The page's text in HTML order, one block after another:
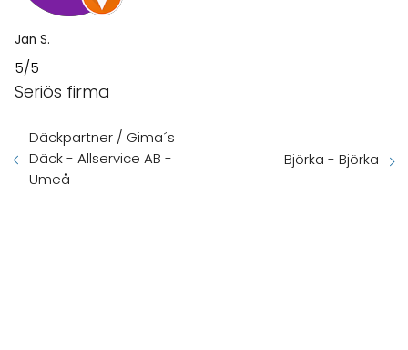
Jan S.
5/5
Seriös firma
Däckpartner / Gima´s
Däck - Allservice AB -
Umeå
Björka - Björka